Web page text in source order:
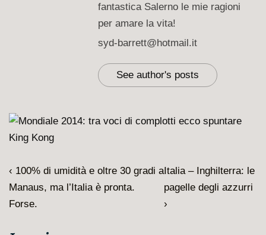
fantastica Salerno le mie ragioni
per amare la vita!
syd-barrett@hotmail.it
See author's posts
Navigazione
articoli
L'articolo
precedente
è
‹ 100% di umidità e oltre 30 gradi a
Manaus, ma l’Italia è pronta.
Forse.
Il
prossimo
articolo
Italia – Inghilterra: le
pagelle degli azzurri
›